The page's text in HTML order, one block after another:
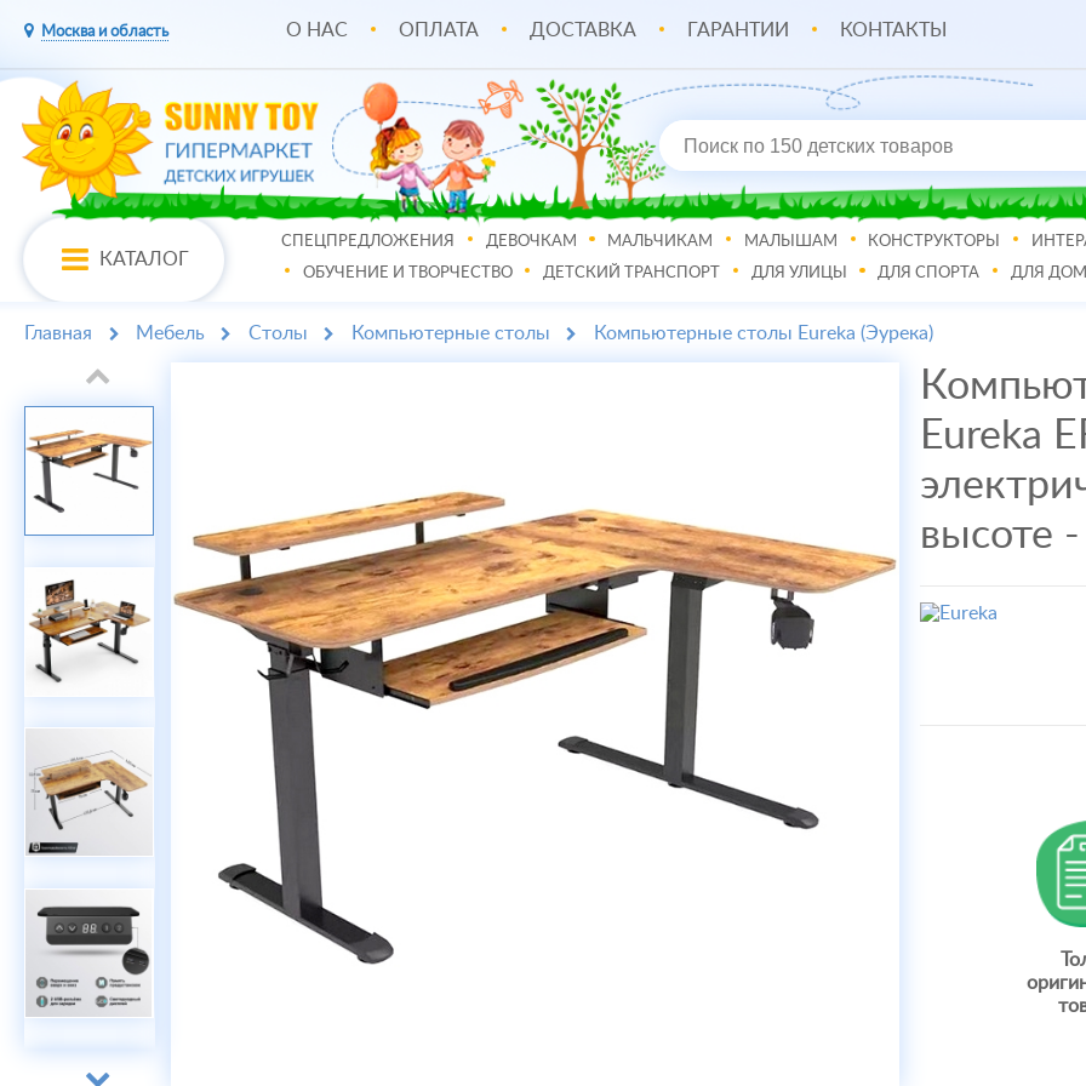
Москва и область О НАС ОПЛАТА ДОСТАВКА ГАРАНТИИ КОНТАКТЫ
КАТАЛОГ
СПЕЦПРЕДЛОЖЕНИЯ ДЕВОЧКАМ МАЛЬЧИКАМ МАЛЫШАМ КОНСТРУКТОРЫ
ОБУЧЕНИЕ И ТВОРЧЕСТВО
ДЕТСКИЙ ТРАНСПОРТ ДЛЯ УЛИЦЫ ДЛЯ СПОРТА ДЛЯ
Главная Мебель Столы Компьютерные столы Компьютерные столы Eureka (Эурека)
Eureka
высоте